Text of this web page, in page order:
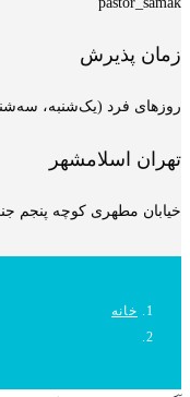
زمان پذیرش
روزهای فرد (یک‌شنبه، سه‌شنبه و
تهران اسلامشهر
خیابان مطهری کوچه پنجم
خانه